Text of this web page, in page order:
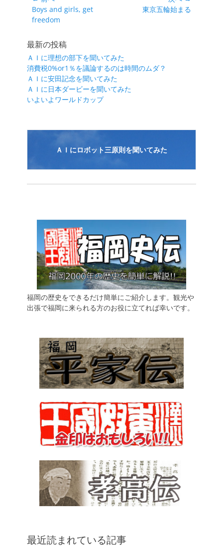
稿
ナ
ビ
ゲ
ー
シ
ョ
ン
前
の
稿:
Boys and girls, get
freedom
東京五輪始まる
最新の投稿
ＡＩに理想の部下を聞いてみた
消費税0%or1％を議論するのは時間のムダ？
ＡＩに安田記念を聞いてみた
ＡＩに日本ダービーを聞いてみた
いよいよワールドカップ
ＡＩにロボット三原則を聞いてみた
福岡の歴史をできるだけ簡単にご紹介します。観光や
出張で福岡に来られる方のお役に立てれば幸いです。
最近読まれている記事